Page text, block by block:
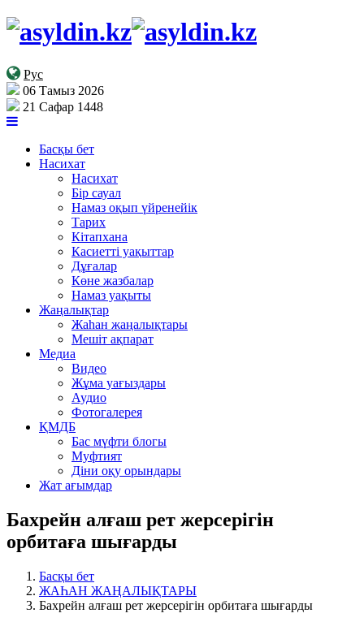
Рус
06 Тамыз 2026
21 Сафар 1448
Басқы бет
Насихат
Насихат
Бір сауал
Намаз оқып үйренейік
Тарих
Кітапхана
Касиетті уақыттар
Дұғалар
Көне жазбалар
Намаз уақыты
Жаңалықтар
Жаһан жаңалықтары
Мешіт ақпарат
Медиа
Видео
Жұма уағыздары
Аудио
Фотогалерея
ҚМДБ
Бас мүфти блогы
Муфтият
Діни оқу орындары
Жат ағымдар
Бахрейн алғаш рет жерсерігін
орбитаға шығарды
Басқы бет
ЖАҺАН ЖАҢАЛЫҚТАРЫ
Бахрейн алғаш рет жерсерігін орбитаға шығарды